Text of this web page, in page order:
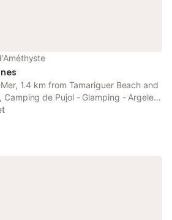
1.4 km from Tamariguer Beach and
Camping de Pujol - Glamping - Argeles
a garden and air conditioning.